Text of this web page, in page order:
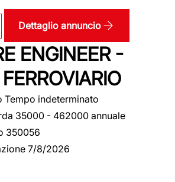
Dettaglio annuncio
ENGINEER -
Tempo indeterminato
35000 - 462000 annuale
350056
7/8/2026